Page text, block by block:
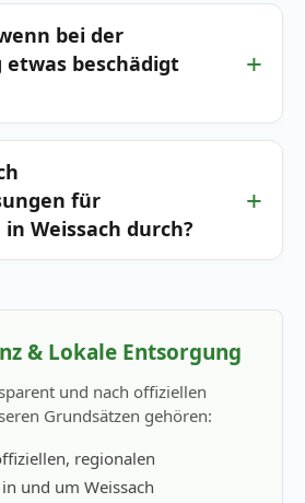
bei der
beschädigt
für
Weissach durch?
& Lokale Entsorgung
und nach offiziellen
Grundsätzen gehören:
regionalen
und um Weissach